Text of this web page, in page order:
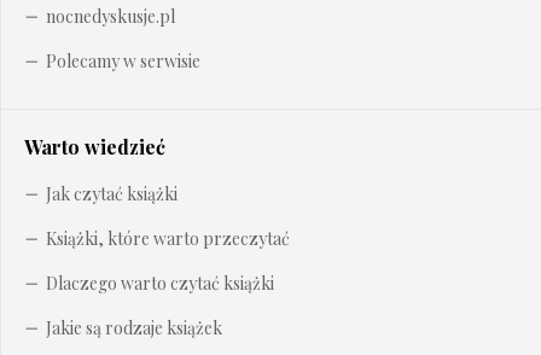
nocnedyskusje.pl
Polecamy w serwisie
Warto wiedzieć
Jak czytać książki
Książki, które warto przeczytać
Dlaczego warto czytać książki
Jakie są rodzaje książek